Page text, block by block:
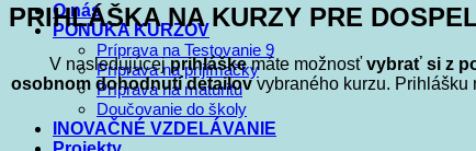
O nás
PONUKA KURZOV
Príprava na Testovanie 9
Príprava na prijímačky
Príprava na maturitu
Doučovanie do školy
INOVAČNÉ VZDELÁVANIE
PRIHLÁŠKA NA KURZY PRE
V nasledujúcejprihláškemáte možnosť vybrať si z
osobnom dohodnutí detailovvybraného kurzu. Prihlášku